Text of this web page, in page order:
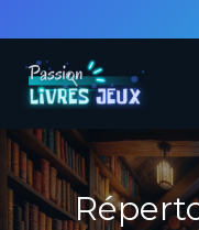
au
contenu